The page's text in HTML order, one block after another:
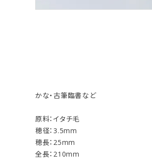
かな・古筆臨書など
原料：イタチ毛
穂径：3.5mm
穂長：25mm
全長：210mm